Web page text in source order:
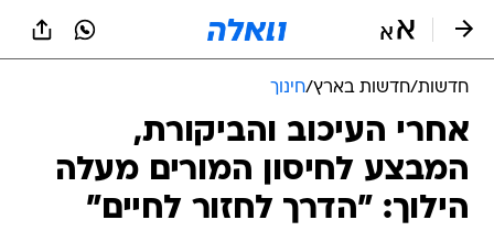
חדשות/חדשות בארץ/חינוך
אחרי העיכוב והביקורת,
המבצע לחיסון המורים מעלה
הילוך: "הדרך לחזור לחיים"